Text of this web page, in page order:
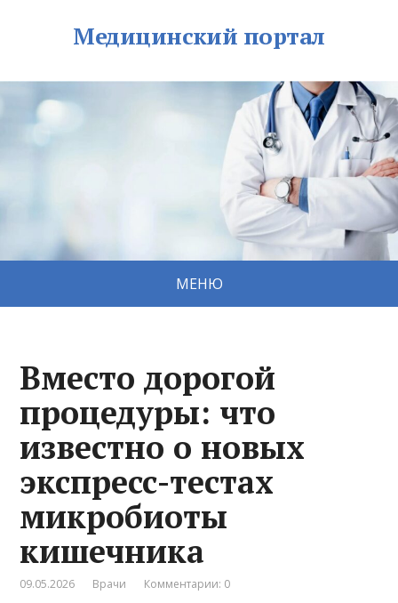
Медицинский портал
МЕНЮ
Вместо дорогой
процедуры: что
известно о новых
экспресс-тестах
микробиоты
кишечника
09.05.2026 Врачи Комментарии: 0